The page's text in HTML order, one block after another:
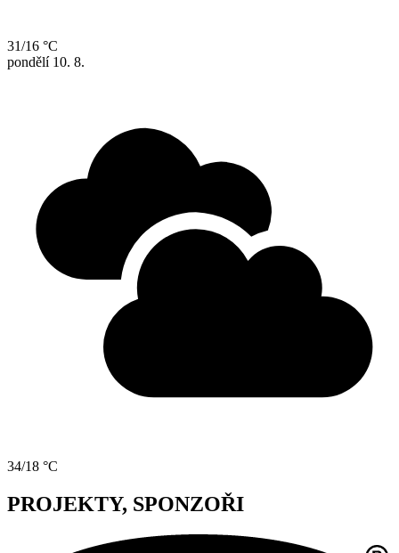
31/16 °C
pondělí 10. 8.
34/18 °C
PROJEKTY, SPONZOŘI